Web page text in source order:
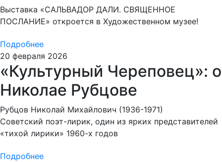
Выставка «САЛЬВАДОР ДАЛИ. СВЯЩЕННОЕ
ПОСЛАНИЕ» откроется в Художественном музее!
Подробнее
20 февраля 2026
«Культурный Череповец»: о
Николае Рубцове
Рубцов Николай Михайлович (1936-1971)
Советский поэт-лирик, один из ярких представителей
«тихой лирики» 1960-х годов
Подробнее